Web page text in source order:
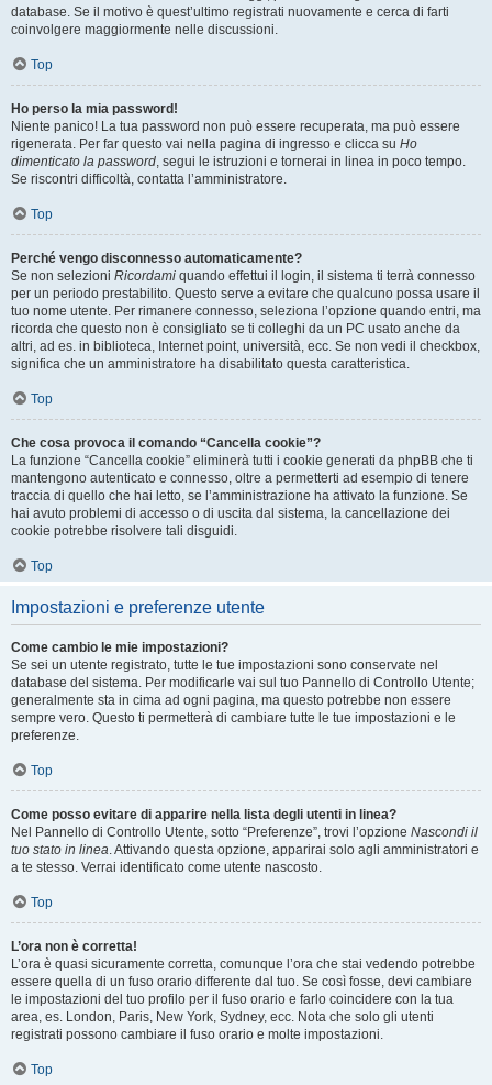
database. Se il motivo è quest’ultimo registrati nuovamente e cerca di farti
coinvolgere maggiormente nelle discussioni.
Top
Ho perso la mia password!
Niente panico! La tua password non può essere recuperata, ma può essere
rigenerata. Per far questo vai nella pagina di ingresso e clicca su Ho
dimenticato la password, segui le istruzioni e tornerai in linea in poco tempo.
Se riscontri difficoltà, contatta l’amministratore.
Top
Perché vengo disconnesso automaticamente?
Se non selezioni Ricordami quando effettui il login, il sistema ti terrà connesso
per un periodo prestabilito. Questo serve a evitare che qualcuno possa usare il
tuo nome utente. Per rimanere connesso, seleziona l’opzione quando entri, ma
ricorda che questo non è consigliato se ti colleghi da un PC usato anche da
altri, ad es. in biblioteca, Internet point, università, ecc. Se non vedi il checkbox,
significa che un amministratore ha disabilitato questa caratteristica.
Top
Che cosa provoca il comando “Cancella cookie”?
La funzione “Cancella cookie” eliminerà tutti i cookie generati da phpBB che ti
mantengono autenticato e connesso, oltre a permetterti ad esempio di tenere
traccia di quello che hai letto, se l’amministrazione ha attivato la funzione. Se
hai avuto problemi di accesso o di uscita dal sistema, la cancellazione dei
cookie potrebbe risolvere tali disguidi.
Top
Impostazioni e preferenze utente
Come cambio le mie impostazioni?
Se sei un utente registrato, tutte le tue impostazioni sono conservate nel
database del sistema. Per modificarle vai sul tuo Pannello di Controllo Utente;
generalmente sta in cima ad ogni pagina, ma questo potrebbe non essere
sempre vero. Questo ti permetterà di cambiare tutte le tue impostazioni e le
preferenze.
Top
Come posso evitare di apparire nella lista degli utenti in linea?
Nel Pannello di Controllo Utente, sotto “Preferenze”, trovi l’opzione Nascondi il
tuo stato in linea. Attivando questa opzione, apparirai solo agli amministratori e
a te stesso. Verrai identificato come utente nascosto.
Top
L’ora non è corretta!
L’ora è quasi sicuramente corretta, comunque l’ora che stai vedendo potrebbe
essere quella di un fuso orario differente dal tuo. Se così fosse, devi cambiare
le impostazioni del tuo profilo per il fuso orario e farlo coincidere con la tua
area, es. London, Paris, New York, Sydney, ecc. Nota che solo gli utenti
registrati possono cambiare il fuso orario e molte impostazioni.
Top